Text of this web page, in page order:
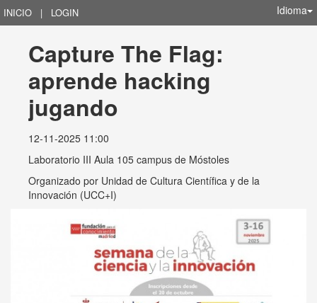
INICIO | LOGIN Idioma
Capture The Flag:
aprende hacking
jugando
12-11-2025 11:00
Laboratorio III Aula 105 campus de Móstoles
Organizado por Unidad de Cultura Científica y de la
Innovación (UCC+I)